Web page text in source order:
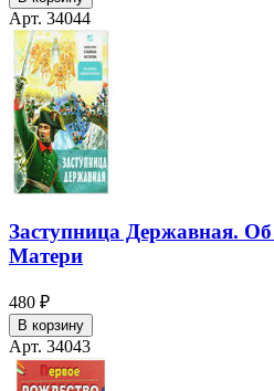
Арт. 34044
Заступница Державная.
Матери
480 ₽
В корзину
Арт. 34043